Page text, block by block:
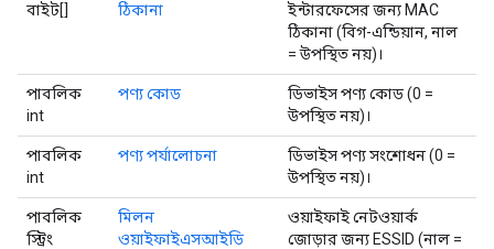
বাইট[]
ঠিকানা
ইন্টারফেসের জন্য MAC
ঠিকানা (বিগ-এন্ডিয়ান, নাল
= উপস্থিত নয়)।
পাবলিক
int
পণ্য কোড
ডিভাইস পণ্য কোড (0 =
উপস্থিত নয়)।
পাবলিক
int
পণ্য পর্যালোচনা
ডিভাইস পণ্য সংশোধন (0 =
উপস্থিত নয়)।
পাবলিক
স্ট্রিং
মিলন
ওয়াইফাইএসআইডি
ওয়াইফাই নেটওয়ার্ক
জোড়ার জন্য ESSID (নাল =